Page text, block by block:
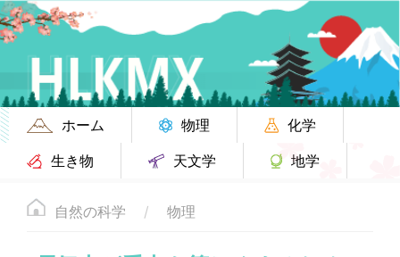
ホーム 物理
化学
生き物
天文学 地学
自然の科学 物理